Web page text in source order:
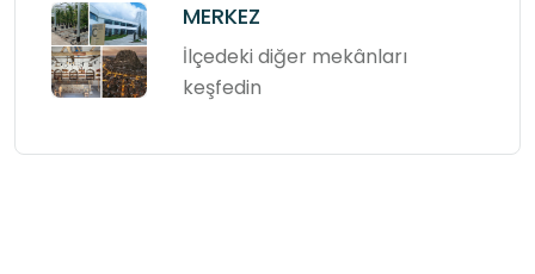
MERKEZ
İlçedeki diğer mekânları
keşfedin